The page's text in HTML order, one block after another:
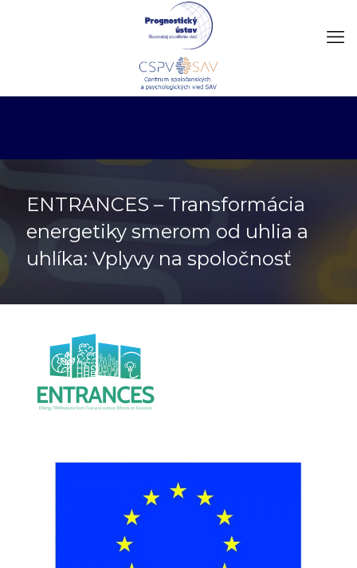
ENTRANCES – Transformácia
energetiky smerom od uhlia a
uhlíka: Vplyvy na spoločnosť